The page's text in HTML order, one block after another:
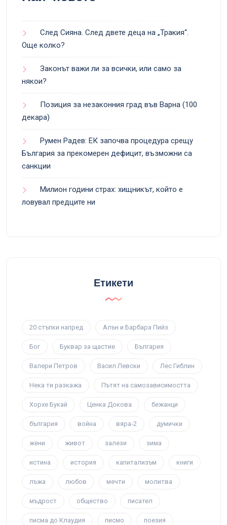
След Сияна. След двете деца на „Тракия“.
Още колко?
Законът важи ли за всички, или само за
някои?
Позиция за незаконния град във Варна (100
декара)
Румен Радев: ЕК започва процедура срещу
България за прекомерен дефицит, възможни са
санкции
Милион години страх: хищникът, който е
ловувал предците ни
Етикети
20 стъпки напред Алън и Барбара Пийз
Бог Буквар за щастие България
Валери Петров Васил Левски Лес Гиблин
Нека ти разкажа Пътят на самозависимостта
Хорхе Букай Ценка Докова бежанци
българия война вяра-2 думички
жени живот залези зима
истина история капитализъм книги
лъжа любов мечти молитва
мъдрост общество писател
писма до Клаудия писмо поезия